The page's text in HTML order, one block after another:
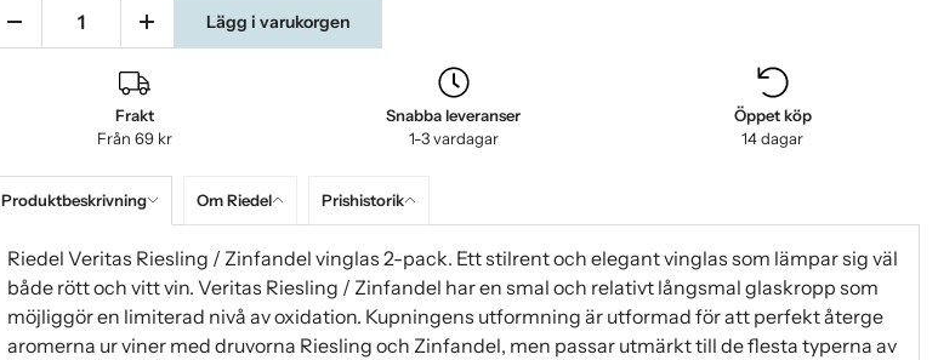
Lägg i varukorgen
Frakt
Från 69 kr
Snabba leveranser
1-3 vardagar
Öppet köp
14 dagar
Produktbeskrivning Om Riedel Prishistorik
Riedel Veritas Riesling / Zinfandel vinglas 2-pack. Ett stilrent och elegant vinglas som lämpar sig väl
både rött och vitt vin. Veritas Riesling / Zinfandel har en smal och relativt långsmal glaskropp som
möjliggör en limiterad nivå av oxidation. Kupningens utformning är utformad för att perfekt återge
aromerna ur viner med druvorna Riesling och Zinfandel, men passar utmärkt till de flesta typerna av